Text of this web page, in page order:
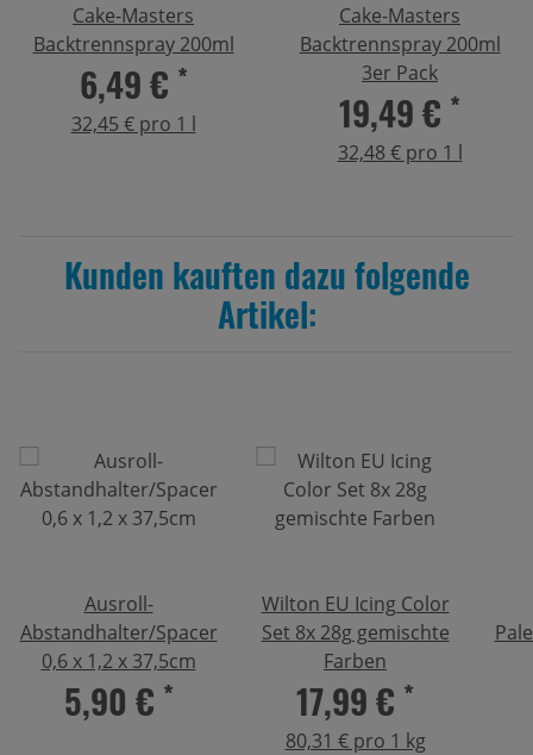
Cake-Masters
Backtrennspray 200ml
6,49 € *
32,45 € pro 1 l
Cake-Masters
Backtrennspray 200ml
3er Pack
19,49 € *
32,48 € pro 1 l
Kunden kauften dazu folgende
Artikel:
Ausroll-
Abstandhalter/Spacer
0,6 x 1,2 x 37,5cm
5,90 € *
Wilton EU Icing Color
Set 8x 28g gemischte
Farben
17,99 € *
80,31 € pro 1 kg